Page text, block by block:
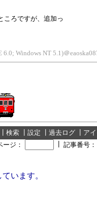
ころですが、追加っ
Windows NT 5.1)＠
検索 設定 過去ログ ア
ージ：
記事番号：
います。